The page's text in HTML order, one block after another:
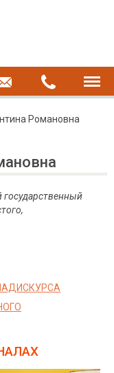
Романовна
государственный